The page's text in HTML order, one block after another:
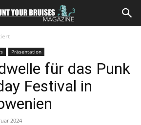
Präsentation
für das Punk
Festival in
2024